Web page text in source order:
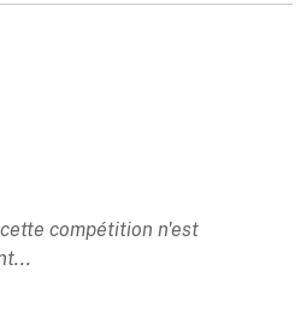
compétition n'est